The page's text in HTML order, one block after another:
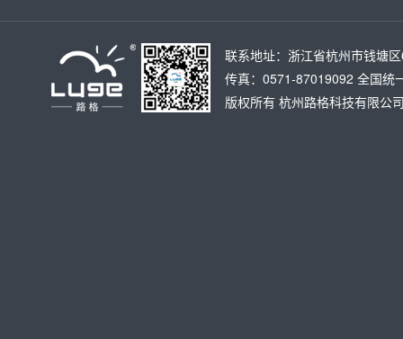
联系地址：浙江省杭州市钱塘
传真：0571-87019092 全国统
版权所有 杭州路格科技有限公